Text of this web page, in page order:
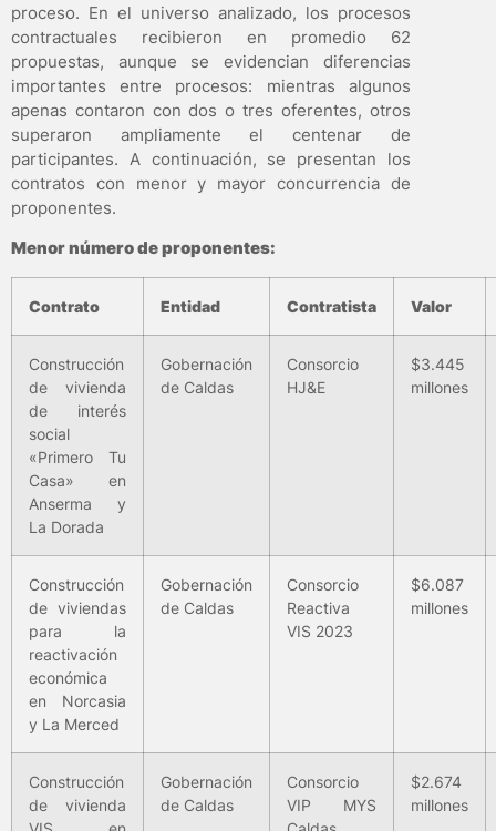
proceso. En el universo analizado, los procesos
contractuales recibieron en promedio 62
propuestas, aunque se evidencian diferencias
importantes entre procesos: mientras algunos
apenas contaron con dos o tres oferentes, otros
superaron ampliamente el centenar de
participantes. A continuación, se presentan los
contratos con menor y mayor concurrencia de
proponentes.
Menor número de proponentes:
Contrato Entidad Contratista Valor
Construcción
de vivienda
de interés
social
«Primero Tu
Casa» en
Anserma y
La Dorada
Gobernación
de Caldas
Consorcio
HJ&E
$3.445
millones
Construcción
de viviendas
para la
reactivación
económica
en Norcasia
y La Merced
Gobernación
de Caldas
Consorcio
Reactiva
VIS 2023
$6.087
millones
Construcción
de vivienda
Gobernación
de Caldas
Consorcio
VIP MYS
$2.674
millones